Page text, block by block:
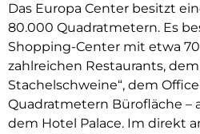
Das Europa Center besitzt
80.000 Quadratmetern. Es
Shopping-Center mit etwa
zahlreichen Restaurants,
Stachelschweine“, dem
Quadratmetern Bürofläche –
dem Hotel Palace. Im direkt